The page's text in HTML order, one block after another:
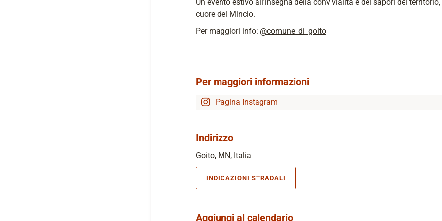
Un evento estivo all’insegna della convivialità e dei sapori del territorio,
cuore del Mincio.
Per maggiori info: @comune_di_goito
Per maggiori informazioni
Pagina Instagram
Indirizzo
Goito, MN, Italia
INDICAZIONI STRADALI
Aggiungi al calendario